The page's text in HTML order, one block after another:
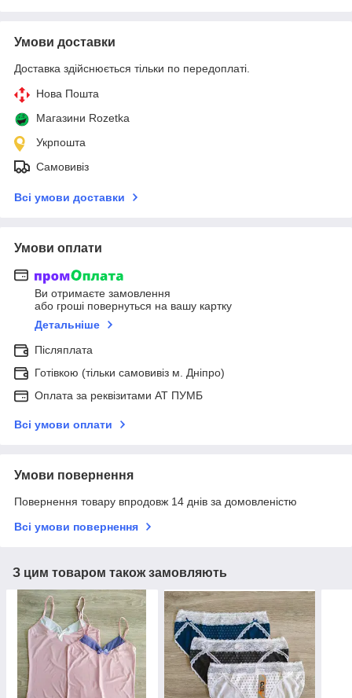
Умови доставки
Доставка здійснюється тільки по передоплаті.
Нова Пошта
Магазини Rozetka
Укрпошта
Самовивіз
Всі умови доставки
Умови оплати
Ви отримаєте замовлення
або гроші повернуться на вашу картку
Детальніше
Післяплата
Готівкою (тільки самовивіз м. Дніпро)
Оплата за реквізитами АТ ПУМБ
Всі умови оплати
Умови повернення
Повернення товару впродовж 14 днів за домовленістю
Всі умови повернення
З цим товаром також замовляють